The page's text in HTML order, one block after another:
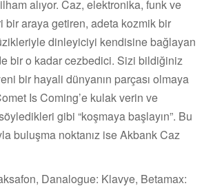
alıyor. Caz, elektronika, funk ve
bir araya getiren, adeta kozmik bir
dinleyiciyi kendisine bağlayan
bir o kadar cezbedici. Sizi bildiğiniz
bir hayali dünyanın parçası olmaya
Is Coming’e kulak verin ve
gibi “koşmaya başlayın”. Bu
buluşma noktanız ise Akbank Caz
Danalogue: Klavye, Betamax: